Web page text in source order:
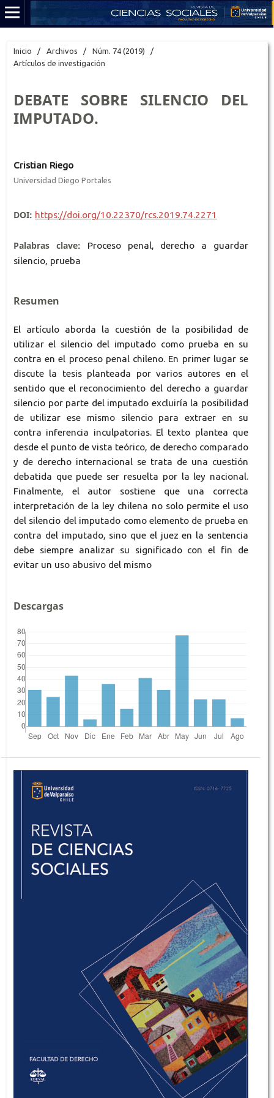
Inicio / Archivos / Núm. 74 (2019)
/
Artículos de investigación
DEBATE SOBRE SILENCIO DEL
IMPUTADO.
Cristian Riego
Universidad Diego Portales
DOI: https://doi.org/10.22370/rcs.2019.74.2271
Palabras clave:
Proceso penal, derecho a guardar
silencio, prueba
Resumen
El artículo aborda la cuestión de la posibilidad de
utilizar el silencio del imputado como prueba en su
contra en el proceso penal chileno. En primer lugar se
discute la tesis planteada por varios autores en el
sentido que el reconocimiento del derecho a guardar
silencio por parte del imputado excluiría la posibilidad
de utilizar ese mismo silencio para extraer en su
contra inferencia inculpatorias. El texto plantea que
desde el punto de vista teórico, de derecho comparado
y de derecho internacional se trata de una cuestión
debatida que puede ser resuelta por la ley nacional.
Finalmente, el autor sostiene que una correcta
interpretación de la ley chilena no solo permite el uso
del silencio del imputado como elemento de prueba en
contra del imputado, sino que el juez en la sentencia
debe siempre analizar su significado con el fin de
evitar un uso abusivo del mismo
Descargas